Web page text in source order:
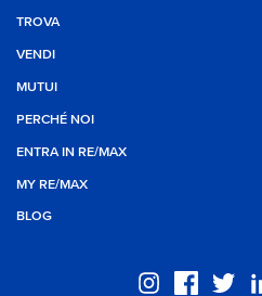
TROVA
VENDI
MUTUI
PERCHÉ NOI
ENTRA IN RE/MAX
MY RE/MAX
BLOG